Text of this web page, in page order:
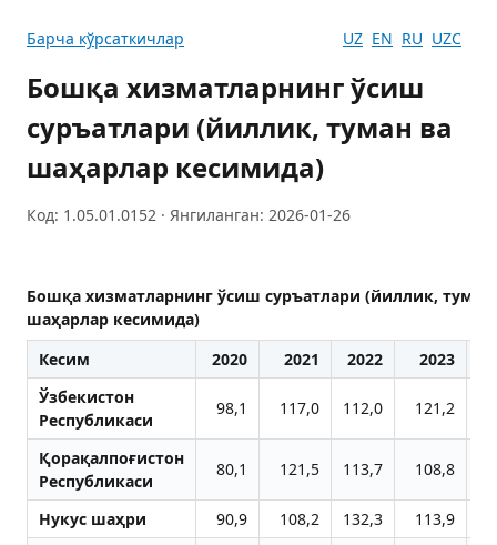
Барча кўрсаткичлар UZ EN RU UZC
Бошқа хизматларнинг ўсиш
суръатлари (йиллик, туман ва
шаҳарлар кесимида)
Код: 1.05.01.0152 · Янгиланган: 2026-01-26
Бошқа хизматларнинг ўсиш суръатлари (йиллик, туман
шаҳарлар кесимида)
Кесим
2020 2021 2022 2023
Ўзбекистон
Республикаси
98,1 117,0 112,0 121,2
Қорақалпоғистон
Республикаси
80,1 121,5 113,7 108,8
Нукус шаҳри 90,9 108,2 132,3 113,9